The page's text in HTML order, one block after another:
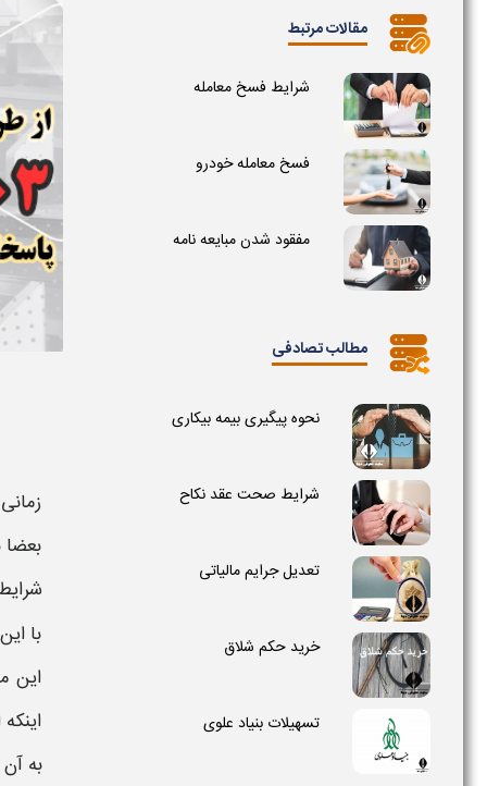
بعضا
با
این
به
مقالات مرتبط
شرایط فسخ معامله
فسخ معامله خودرو
مفقود شدن مبایعه نامه
مطالب تصادفی
نحوه پیگیری بیمه بیکاری
شرایط صحت عقد نکاح
تعدیل جرایم مالیاتی
خرید حکم شلاق
تسهیلات بنیاد علوی